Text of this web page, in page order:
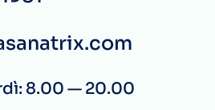
8.00 — 20.00